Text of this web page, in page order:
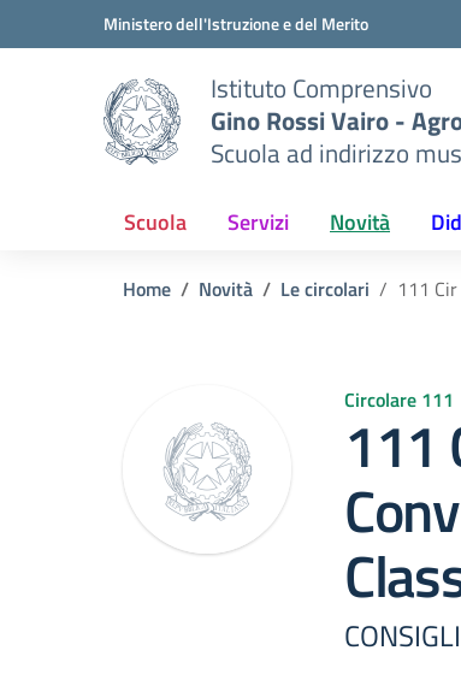
Vai ai contenuti
Vai al menu di navigazioneMinistero dell'Istruzione e del Merito
Istituto Comprensivo
Gino Rossi Vairo -
Scuola ad indirizzo
Scuola Servizi Novità
Home Novità Le circolari 111
Circolare 111
111